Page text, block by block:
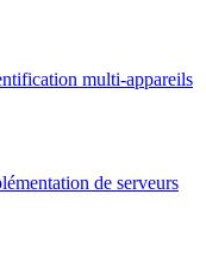
multi-appareils
de serveurs